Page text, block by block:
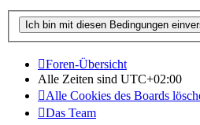
Foren-Übersicht
Alle Zeiten sind UTC+02:00
Alle Cookies des Boards
Das Team